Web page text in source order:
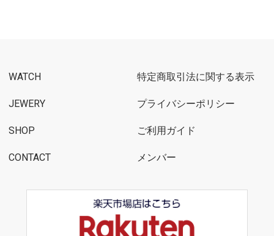
WATCH
JEWERY
SHOP
CONTACT
特定商取引法に関する表示
プライバシーポリシー
ご利用ガイド
メンバー